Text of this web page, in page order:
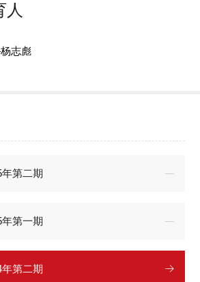
人
志彪
年第二期
年第一期
年第二期